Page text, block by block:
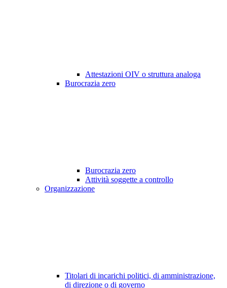
Attestazioni OIV o struttura analoga
Burocrazia zero
Burocrazia zero
Attività soggette a controllo
Organizzazione
Titolari di incarichi politici, di amministrazione,
di direzione o di governo